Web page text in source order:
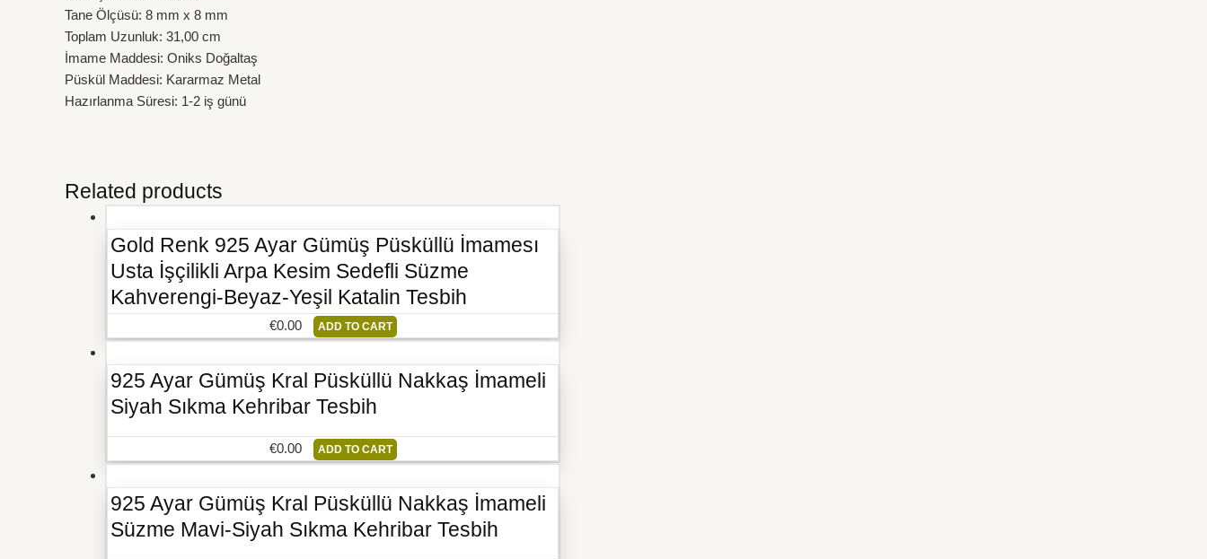
Tane Ölçüsü: 8 mm x 8 mm
Toplam Uzunluk: 31,00 cm
İmame Maddesi: Oniks Doğaltaş
Püskül Maddesi: Kararmaz Metal
Hazırlanma Süresi: 1-2 iş günü
Related products
Gold Renk 925 Ayar Gümüş Püsküllü İmamesı
Usta İşçilikli Arpa Kesim Sedefli Süzme
Kahverengi-Beyaz-Yeşil Katalin Tesbih
€0.00 ADD TO CART
925 Ayar Gümüş Kral Püsküllü Nakkaş İmameli
Siyah Sıkma Kehribar Tesbih
€0.00 ADD TO CART
925 Ayar Gümüş Kral Püsküllü Nakkaş İmameli
Süzme Mavi-Siyah Sıkma Kehribar Tesbih